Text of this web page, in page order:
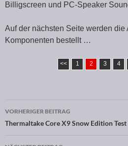
Billigscreen und PC-Speaker
Auf der nächsten Seite werden die
Komponenten bestellt …
<< 1 2 3 4
Beitragsnavigation
VORHERIGER BEITRAG
Thermaltake Core X9 Snow Edition Test